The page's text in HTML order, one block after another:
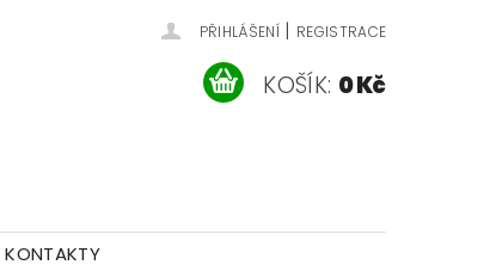
PŘIHLÁŠENÍ | REGISTRACE
KOŠÍK: 0 Kč
KONTAKTY